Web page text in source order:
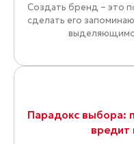
Создать бренд – это
сделать его
Парадокс выбора:
вредит